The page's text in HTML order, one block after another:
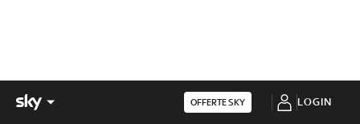
OFFERTE SKY LOGIN